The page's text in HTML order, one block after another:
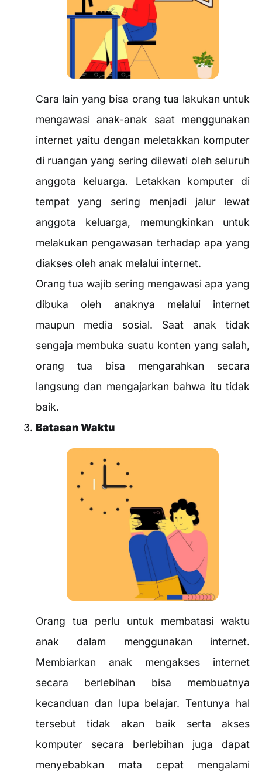
Cara lain yang bisa orang tua lakukan untuk
mengawasi anak-anak saat menggunakan
internet yaitu dengan meletakkan komputer
di ruangan yang sering dilewati oleh seluruh
anggota keluarga. Letakkan komputer di
tempat yang sering menjadi jalur lewat
anggota keluarga, memungkinkan untuk
melakukan pengawasan terhadap apa yang
diakses oleh anak melalui internet.
Orang tua wajib sering mengawasi apa yang
dibuka oleh anaknya melalui internet
maupun media sosial. Saat anak tidak
sengaja membuka suatu konten yang salah,
orang tua bisa mengarahkan secara
langsung dan mengajarkan bahwa itu tidak
baik.
Batasan Waktu
Orang tua perlu untuk membatasi waktu
anak dalam menggunakan internet.
Membiarkan anak mengakses internet
secara berlebihan bisa membuatnya
kecanduan dan lupa belajar. Tentunya hal
tersebut tidak akan baik serta akses
komputer secara berlebihan juga dapat
menyebabkan mata cepat mengalami